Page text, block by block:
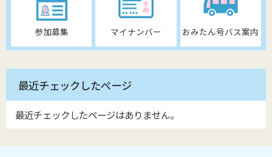
参加募集 マイナンバー おみたん号バス案内
最近チェックしたページ
最近チェックしたページはありません。